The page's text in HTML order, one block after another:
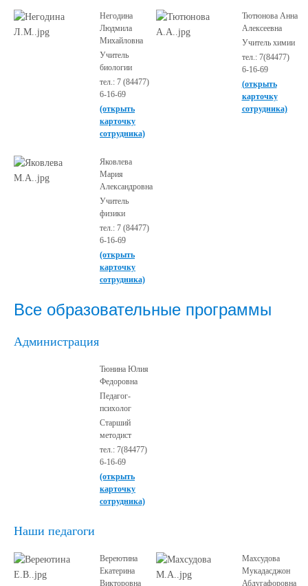
Негодина
Людмила
Михайловна
Учитель
биологии
тел.: 7 (84477)
6-16-69
(открыть
карточку
сотрудника)
Тютюнова Анна
Алексеевна
Учитель химии
тел.: 7(84477)
6-16-69
(открыть
карточку
сотрудника)
Яковлева
Мария
Александровна
Учитель
физики
тел.: 7 (84477)
6-16-69
(открыть
карточку
сотрудника)
Все образовательные программы
Администрация
Тюнина Юлия
Федоровна
Педагог-
психолог
Старший
методист
тел.: 7(84477)
6-16-69
(открыть
карточку
сотрудника)
Наши педагоги
Вереютина
Екатерина
Викторовна
Махсудова
Мукадасджон
Абдугафоровна